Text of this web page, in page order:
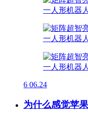
6 06.24
为什么感觉苹